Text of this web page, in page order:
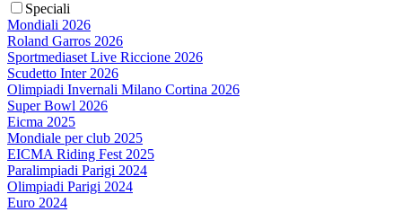
Speciali
Mondiali 2026
Roland Garros 2026
Sportmediaset Live Riccione 2026
Scudetto Inter 2026
Olimpiadi Invernali Milano Cortina 2026
Super Bowl 2026
Eicma 2025
Mondiale per club 2025
EICMA Riding Fest 2025
Paralimpiadi Parigi 2024
Olimpiadi Parigi 2024
Euro 2024